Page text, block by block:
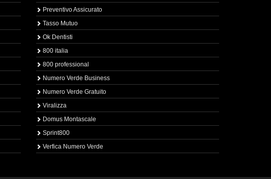
Preventivo Assicurato
Tasso Mutuo
Ok Dentisti
800 italia
800 professional
Numero Verde Business
Numero Verde Gratuito
Viralizza
Domus Montascale
Sprint800
Verfica Numero Verde